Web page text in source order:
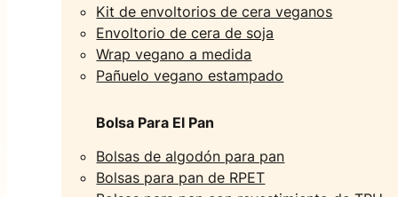
Kit de envoltorios de cera veganos
Envoltorio de cera de soja
Wrap vegano a medida
Pañuelo vegano estampado
Bolsa Para El Pan
Bolsas de algodón para pan
Bolsas para pan de RPET